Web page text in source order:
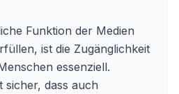
Funktion der Medien
ist die Zugänglichkeit
essenziell.
sicher, dass auch